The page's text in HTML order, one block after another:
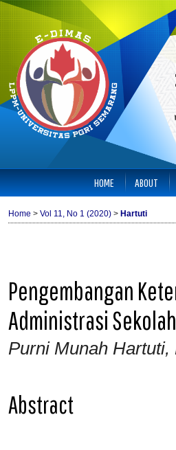
HOME ABOUT
Home > Vol 11, No 1 (2020) > Hartuti
Pengembangan
Administrasi
Purni Munah
Abstract